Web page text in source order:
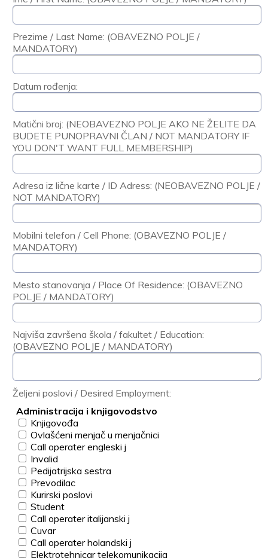
Prezime / Last Name: (OBAVEZNO POLJE /
MANDATORY)
Datum rođenja:
Matični broj: (NEOBAVEZNO POLJE AKO NE ŽELITE DA
BUDETE PUNOPRAVNI ČLAN / NOT MANDATORY IF
YOU DON'T WANT FULL MEMBERSHIP)
Adresa iz lične karte / ID Adress: (NEOBAVEZNO POLJE /
NOT MANDATORY)
Mobilni telefon / Cell Phone: (OBAVEZNO POLJE /
MANDATORY)
Mesto stanovanja / Place Of Residence: (OBAVEZNO
POLJE / MANDATORY)
Najviša završena škola / fakultet / Education:
(OBAVEZNO POLJE / MANDATORY)
Željeni poslovi / Desired Employment:
Administracija i knjigovodstvo
Knjigovođa
Ovlašćeni menjač u menjačnici
Call operater engleski j
Invalid
Pedijatrijska sestra
Prevodilac
Kurirski poslovi
Student
Call operater italijanski j
Cuvar
Call operater holandski j
Elektrotehnicar telekomunikacija